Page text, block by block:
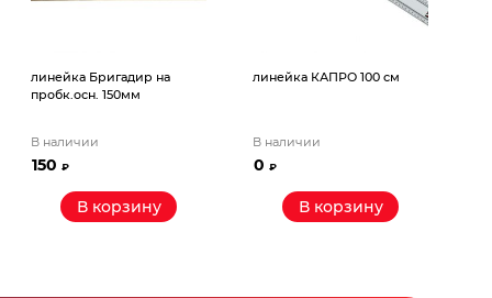
линейка Бригадир на
пробк.осн. 150мм
В наличии
150₽
В корзину
линейка КАПРО 100 см
В наличии
0₽
В корзину